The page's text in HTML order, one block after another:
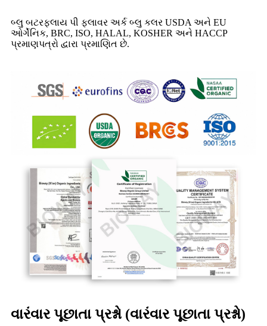
બ્લુ બટરફ્લાય પી ફ્લાવર અર્ક બ્લુ કલર USDA અને EU
ઓર્ગેનિક, BRC, ISO, HALAL, KOSHER અને HACCP
પ્રમાણપત્રો દ્વારા પ્રમાણિત છે.
વારંવાર પૂછાતા પ્રશ્નો (વારંવાર પૂછાતા પ્રશ્નો)